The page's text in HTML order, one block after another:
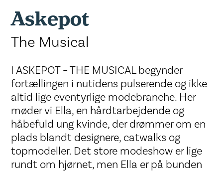
Askepot
The Musical
I ASKEPOT – THE MUSICAL begynder
fortællingen i nutidens pulserende og ikke
altid lige eventyrlige modebranche. Her
møder vi Ella, en hårdtarbejdende og
håbefuld ung kvinde, der drømmer om en
plads blandt designere, catwalks og
topmodeller. Det store modeshow er lige
rundt om hjørnet, men Ella er på bunden